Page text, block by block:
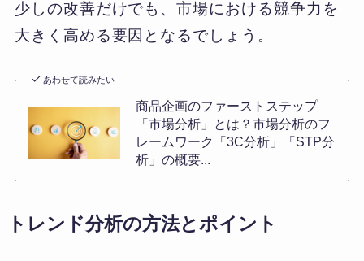
少しの改善だけでも、市場における競争力を
大きく高める要因となるでしょう。
あわせて読みたい
商品企画のファーストステップ
「市場分析」とは？市場分析のフ
レームワーク「3C分析」「STP分
析」の概要...
トレンド分析の方法とポイント